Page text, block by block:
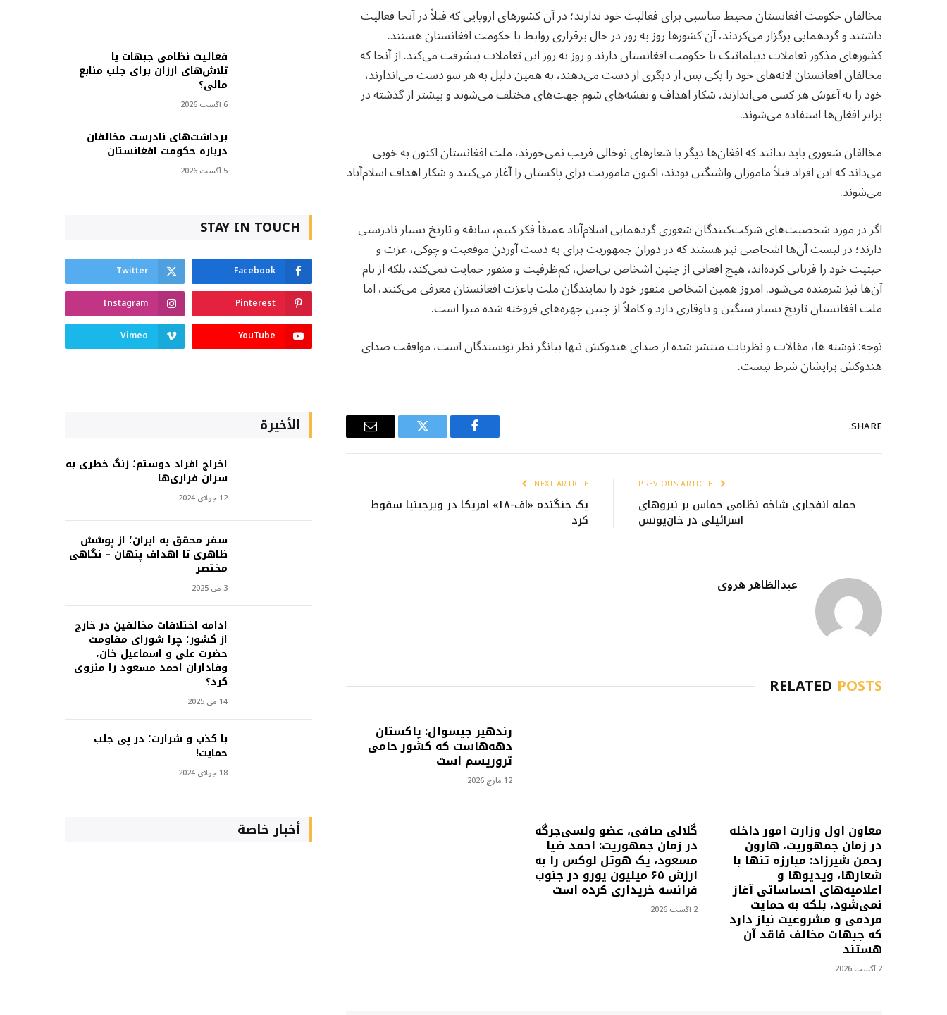
مخالفان حکومت افغانستان محیط مناسبی برای فعالیت خود ندارند؛ در آن کشورهای اروپایی که قبلاً در آنجا فعالیت
داشتند و گردهمایی برگزار می‌کردند، آن کشورها روز به روز در حال برقراری روابط با حکومت افغانستان هستند.
کشورهای مذکور تعاملات دیپلماتیک با حکومت افغانستان دارند و روز به روز این تعاملات پیشرفت می‌کند. از آنجا که
مخالفان افغانستان لانه‌های خود را یکی پس از دیگری از دست می‌دهند، به همین دلیل به هر سو دست می‌اندازند،
خود را به آغوش هر کسی می‌اندازند، شکار اهداف و نقشه‌های شوم جهت‌های مختلف می‌شوند و بیشتر از گذشته در
برابر افغان‌ها استفاده می‌شوند.
مخالفان شعوری باید بدانند که افغان‌ها دیگر با شعارهای توخالی فریب نمی‌خورند، ملت افغانستان اکنون به خوبی
می‌داند که این افراد قبلاً ماموران واشنگتن بودند، اکنون ماموریت برای پاکستان را آغاز می‌کنند و شکار اهداف اسلام‌آباد
می‌شوند.
اگر در مورد شخصیت‌های شرکت‌کنندگان شعوری گردهمایی اسلام‌آباد عمیقاً فکر کنیم، سابقه و تاریخ بسیار نادرستی
دارند؛ در لیست آن‌ها اشخاصی نیز هستند که در دوران جمهوریت برای به دست آوردن موقعیت و چوکی، عزت و
حیثیت خود را قربانی کرده‌اند، هیچ افغانی از چنین اشخاص بی‌اصل، کم‌ظرفیت و منفور حمایت نمی‌کند، بلکه از نام
آن‌ها نیز شرمنده می‌شود. امروز همین اشخاص منفور خود را نمایندگان ملت باعزت افغانستان معرفی می‌کنند، اما
ملت افغانستان تاریخ بسیار سنگین و باوقاری دارد و کاملاً از چنین چهره‌های فروخته شده مبرا است.
توجه: نوشته ها، مقالات و نظریات منتشر شده از صدای هندوکش تنها بیانگر نظر نویسندگان است، موافقت صدای
هندوکش برایشان شرط نیست.
SHARE.
Facebook
Twitter
Email
حمله انفجاری شاخه نظامی حماس بر نیروهای
اسرائیلی در خان‌یونس
NEXT ARTICLE
یک جنگنده «اف-۱۸» امریکا در ویرجینیا سقوط
کرد
عبدالظاهر هروی
RELATED POSTS
معاون اول وزارت امور داخله
در زمان جمهوریت، هارون
رحمن شیرزاد: مبارزه تنها با
شعارها، ویدیوها و
اعلامیه‌های احساساتی آغاز
نمی‌شود، بلکه به حمایت
مردمی و مشروعیت نیاز دارد
که جبهات مخالف فاقد آن
هستند
2 آگست 2026
گلالی صافی، عضو ولسی‌جرگه
در زمان جمهوریت: احمد ضیا
مسعود، یک هوتل لوکس را به
ارزش ۶۵ میلیون یورو در جنوب
فرانسه خریداری کرده است
2 آگست 2026
رندهیر جیسوال: پاکستان
دهه‌هاست که کشور حامی
تروریسم است
12 مارچ 2026
فعالیت نظامی جبهات یا
تلاش‌های ارزان برای جلب منابع
مالی؟
6 آگست 2026
برداشت‌های نادرست مخالفان
درباره حکومت افغانستان
5 آگست 2026
STAY IN TOUCH
Facebook
Twitter
Pinterest
Instagram
YouTube
Vimeo
الأخيرة
اخراج افراد دوستم؛ زنگ خطری به
سران فراری‌ها
12 جولای 2024
سفر محقق به ایران؛ از پوشش
ظاهری تا اهداف پنهان – نگاهی
مختصر
3 می 2025
ادامه اختلافات مخالفین در خارج
از کشور؛ چرا شورای مقاومت
حضرت علی و اسماعیل خان،
وفاداران احمد مسعود را منزوی
کرد؟
14 می 2025
با کذب و شرارت؛ در پی جلب
حمایت!
18 جولای 2024
أخبار خاصة